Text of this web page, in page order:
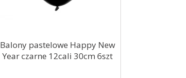
Balony pastelowe Happy New
Year czarne 12cali 30cm 6szt